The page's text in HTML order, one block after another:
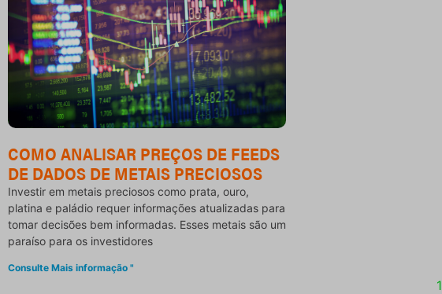
COMO ANALISAR PREÇOS DE FEEDS
DE DADOS DE METAIS PRECIOSOS
Investir em metais preciosos como prata, ouro,
platina e paládio requer informações atualizadas para
tomar decisões bem informadas. Esses metais são um
paraíso para os investidores
Consulte Mais informação "
1